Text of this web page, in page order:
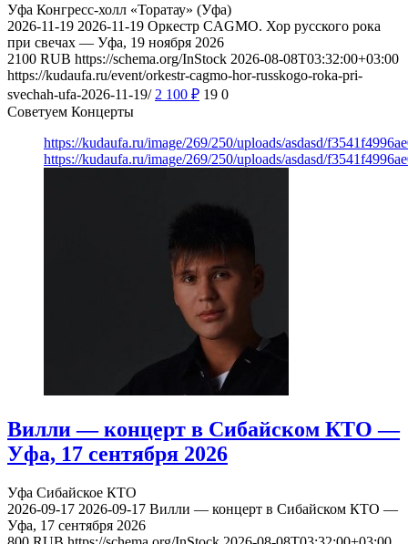
Уфа Конгресс-холл «Торатау» (Уфа)
2026-11-19 2026-11-19 Оркестр CAGMO. Хор русского рока
при свечах — Уфа, 19 ноября 2026
2100 RUB https://schema.org/InStock 2026-08-08T03:32:00+03:00
https://kudaufa.ru/event/orkestr-cagmo-hor-russkogo-roka-pri-
svechah-ufa-2026-11-19/ 2 100 ₽ 19 0
Советуем Концерты
https://kudaufa.ru/image/269/250/uploads/asdasd/
https://kudaufa.ru/image/269/250/uploads/asdasd/
Вилли — концерт в Сибайском КТО —
Уфа, 17 сентября 2026
Уфа Сибайское КТО
2026-09-17 2026-09-17 Вилли — концерт в Сибайском КТО —
Уфа, 17 сентября 2026